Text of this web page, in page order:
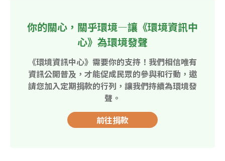
你的關心，關乎環境—讓《環境資訊中
心》為環境發聲
《環境資訊中心》需要你的支持！我們相信唯有
資訊公開普及，才能促成民眾的參與和行動，邀
請您加入定期捐款的行列，讓我們持續為環境發
聲。
前往捐款